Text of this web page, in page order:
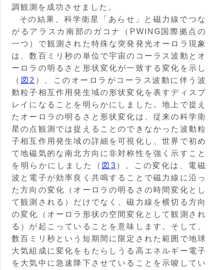
調観測を成功させました。
その結果、科学衛星「あらせ」と磁力線でつな
がるアラスカ南部のガコナ（PWING国際拠点の
一つ）で観測された特殊な突発発光オーロラ現象
は、数百ミリ秒の単位で宇宙のコーラス波動とオ
ーロラの明るさと形状変化が一致する変化を示し
（ 図2 ）、このオーロラがコーラス波動に伴う波
動粒子相互作用発生域の形状変化を表すディスプ
レイになることを明らかにしました。地上で捉え
たオーロラの明るさと形状変化は、従来の科学衛
星の点観測では捉えることのできなかった波動粒
子相互作用発生域の詳細を可視化し、世界で初め
て地磁気的な南北方向に非対称性を強く示すこと
を明らかにしました（ 図3 ）。この変化は、電磁
波と電子が効率良く共鳴することで磁力線に沿っ
た方向の変化（オーロラの明るさの時間変化とし
て観測される）だけでなく、磁力線を横切る方向
の変化（オーロラ形状の空間変化として観測され
る）が起こっていることを意味します。そして、
数百ミリ秒という短期間に限定された範囲で地球
大気組成に変化をもたらしうる高エネルギー電子
を大気中に急速降下させていることを示唆してい